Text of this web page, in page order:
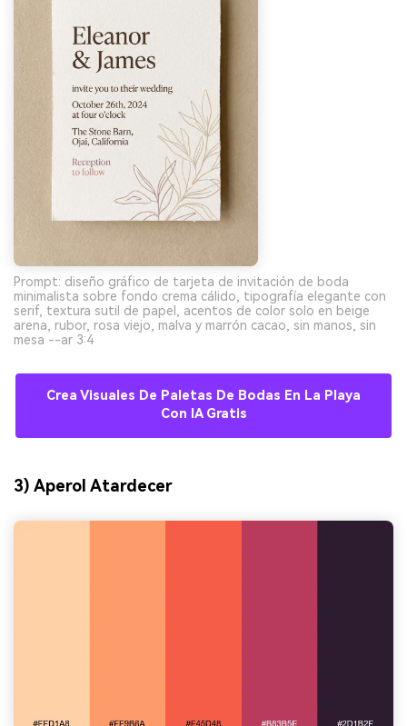
Prompt: diseño gráfico de tarjeta de invitación de boda
minimalista sobre fondo crema cálido, tipografía elegante con
serif, textura sutil de papel, acentos de color solo en beige
arena, rubor, rosa viejo, malva y marrón cacao, sin manos, sin
mesa --ar 3:4
Crea Visuales De Paletas De Bodas En La Playa
Con IA Gratis
3) Aperol Atardecer